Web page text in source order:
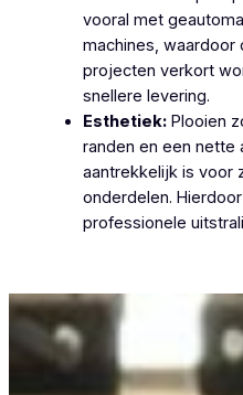
vooral met
machines,
projecten verkort
snellere levering.
Esthetiek:Plooien
randen en een nette
aantrekkelijk is voor
onderdelen.
professionele